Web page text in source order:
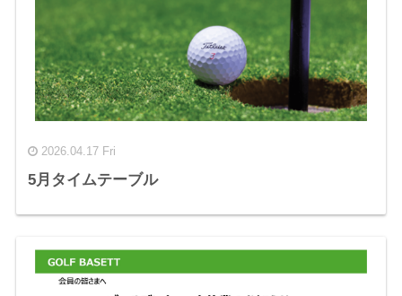
2026.04.17 Fri
5月タイムテーブル